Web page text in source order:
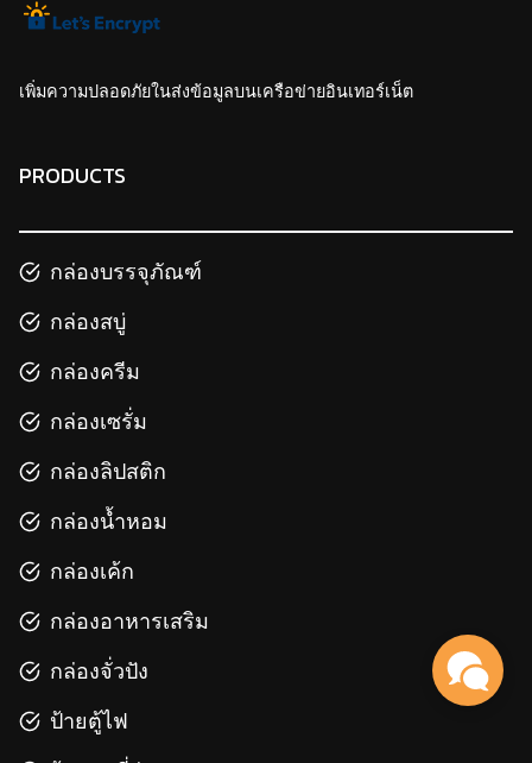
เพิ่มความปลอดภัยในส่งข้อมูลบนเครือข่ายอินเทอร์เน็ต
PRODUCTS
กล่องบรรจุภัณฑ์
กล่องสบู่
กล่องครีม
กล่องเซรั่ม
กล่องลิปสติก
กล่องน้ำหอม
กล่องเค้ก
กล่องอาหารเสริม
กล่องจั่วปัง
ป้ายตู้ไฟ